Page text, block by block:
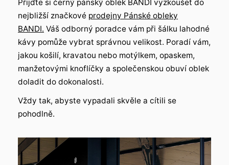
Přijďte si černý pánský oblek BANDI vyzkoušet do
nejbližší značkové prodejny Pánské obleky
BANDI. Váš odborný poradce vám při šálku lahodné
kávy pomůže vybrat správnou velikost. Poradí vám,
jakou košilí, kravatou nebo motýlkem, opaskem,
manžetovými knoflíčky a společenskou obuví oblek
doladit do dokonalosti.
Vždy tak, abyste vypadali skvěle a cítili se
pohodlně.